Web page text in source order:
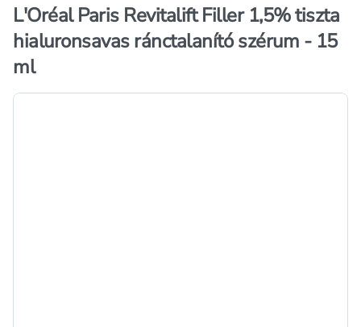
L'Oréal Paris Revitalift Filler 1,5% tiszta
hialuronsavas ránctalanító szérum - 15
ml